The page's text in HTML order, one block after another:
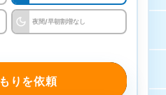
夜間/早朝割増なし
りを依頼